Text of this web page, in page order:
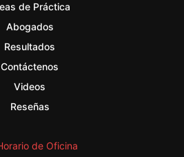
de Práctica
Abogados
Resultados
Contáctenos
Videos
Reseñas
de Oficina